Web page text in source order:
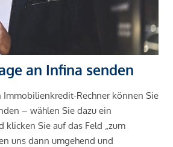
an Infina senden
Immobilienkredit-Rechner können Sie
– wählen Sie dazu ein
klicken Sie auf das Feld „zum
uns dann umgehend und